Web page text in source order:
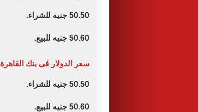
50.50 جنيه للشراء.
50.60 جنيه للبيع.
سعر الدولار فى بنك القاهرة
50.50 جنيه للشراء.
50.60 جنيه للبيع.